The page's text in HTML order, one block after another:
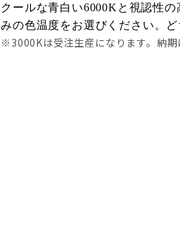
クールな青白い6000Kと視認性
みの色温度をお選びください。
※3000Kは受注生産になります。納期